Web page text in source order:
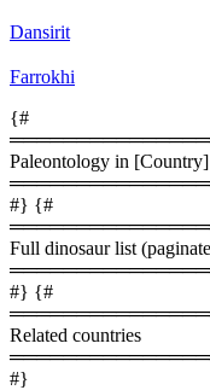
Dansirit
Farrokhi
{#
Paleontology in [Country]
#} {#
Full dinosaur list
#} {#
Related countries
#}